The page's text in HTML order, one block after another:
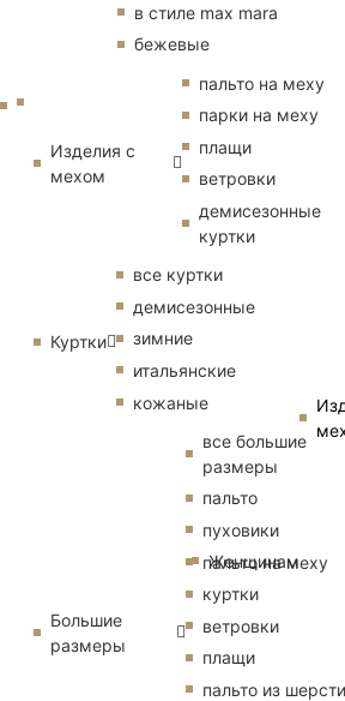
Женщинам
в стиле max mara
бежевые
Изделия с
мехом
пальто на меху
парки на меху
плащи
ветровки
демисезонные
куртки
Куртки
все куртки
демисезонные
зимние
итальянские
кожаные
Большие
размеры
все большие
размеры
пальто
пуховики
пальто на меху
куртки
ветровки
плащи
пальто из шерсти